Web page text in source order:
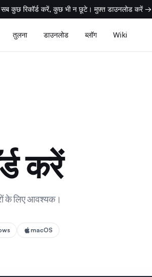
कुछ रिकॉर्ड करें, कुछ भी न छूटे। मुफ़्त डाउनलोड करें →
तुलना डाउनलोड ब्लॉग Wiki
करें
के लिए आवश्यक।
macOS